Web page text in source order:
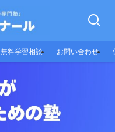
た
め
国
対
応
無料学習相談 お問い合わせ